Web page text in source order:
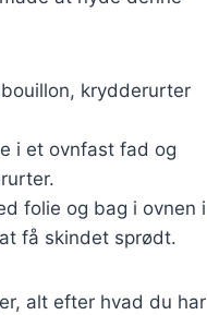
krydderurter
i et ovnfast fad og
folie og bag i ovnen i
få skindet sprødt.
alt efter hvad du har